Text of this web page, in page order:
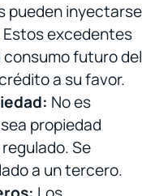
pueden inyectarse
excedentes
futuro del
a su favor.
No es
propiedad
Se
a un tercero.